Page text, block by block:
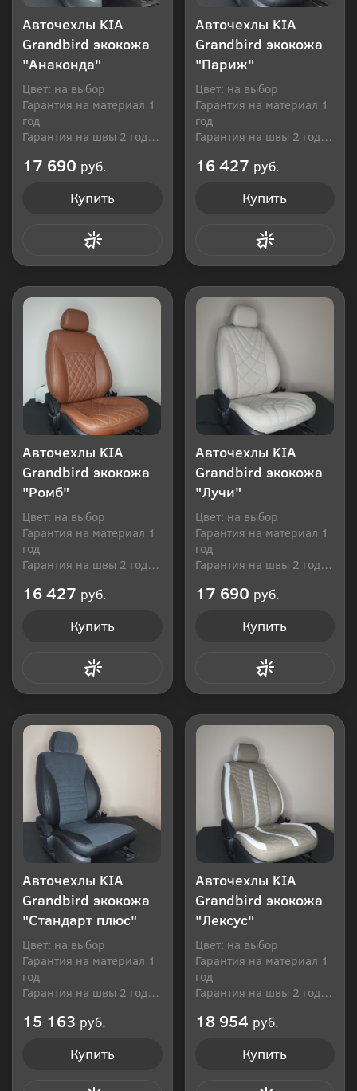
Авточехлы KIA
Grandbird экокожа
"Анаконда"
Цвет: на выбор
Гарантия на материал 1
год
Гарантия на швы 2 года
17 690 руб.
Купить
Авточехлы KIA
Grandbird экокожа
"Париж"
Цвет: на выбор
Гарантия на материал 1
год
Гарантия на швы 2 года
16 427 руб.
Купить
Авточехлы KIA
Grandbird экокожа
"Ромб"
Цвет: на выбор
Гарантия на материал 1
год
Гарантия на швы 2 года
16 427 руб.
Купить
Авточехлы KIA
Grandbird экокожа
"Лучи"
Цвет: на выбор
Гарантия на материал 1
год
Гарантия на швы 2 года
17 690 руб.
Купить
Авточехлы KIA
Grandbird экокожа
"Стандарт плюс"
Цвет: на выбор
Гарантия на материал 1
год
Гарантия на швы 2 года
15 163 руб.
Купить
Авточехлы KIA
Grandbird экокожа
"Лексус"
Цвет: на выбор
Гарантия на материал 1
год
Гарантия на швы 2 года
18 954 руб.
Купить